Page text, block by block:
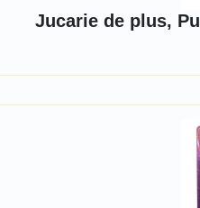
Jucarie de plus,